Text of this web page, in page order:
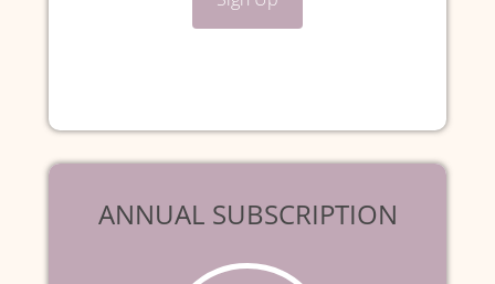
ANNUAL SUBSCRIPTION